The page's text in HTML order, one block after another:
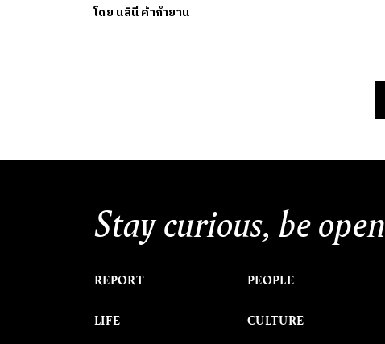
โดย นลินี ค้ากำยาน
Stay curious, be open
REPORT
LIFE
PEOPLE
CULTURE